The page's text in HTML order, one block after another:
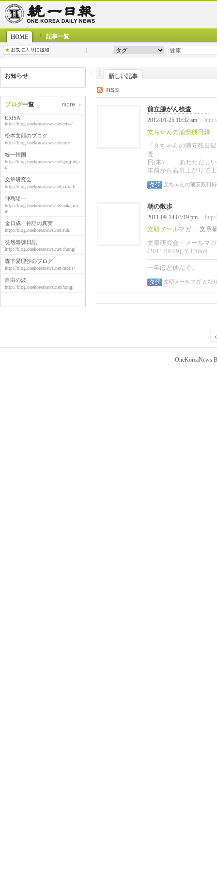
HOME 記事一覧
お知らせ
ブログ一覧
ERISA
http://blog.onekoreanews.net/erisa/
松本文郎のブログ
http://blog.onekoreanews.net/nrn/
統一韓国
http://blog.onekoreanews.net/gunjinka
i/
文章研究会
http://blog.onekoreanews.net/vitrail/
仲島陽一
http://blog.onekoreanews.net/nakajim
a/
金日成、神話の真実
http://blog.onekoreanews.net/suh/
徒然臺諫日記
http://blog.onekoreanews.net/chung/
森下愛理沙のブログ
http://blog.onekoreanews.net/moris/
自由の波
http://blog.onekoreanews.net/hong/
新しい記事
前立腺がん検査
2012-01-25 10:32 am
文ちゃんの浦安残日録 -
「文ちゃんの浦安残
査
日(木) あわただしい
年前から右肩上がりで
文ちゃんの浦安残日録
朝の散歩
2011-09-14 03:19 pm
文研メールマガ -
文章
文章研究会・メールマ
一年ほど休んで..
文研メールマガ とな
OneKoreaNews